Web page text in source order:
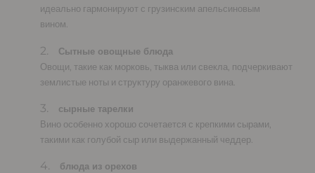
идеально гармонируют с грузинским апельсиновым
вином.
Сытные овощные блюда
Овощи, такие как морковь, тыква или свекла, подчеркивают
землистые ноты и структуру оранжевого вина.
сырные тарелки
Вино особенно хорошо сочетается с крепкими сырами,
такими как голубой сыр или выдержанный чеддер.
блюда из орехов